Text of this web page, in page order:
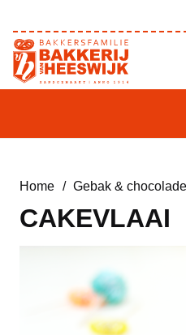
Home / Gebak & chocolade
CAKEVLAAI